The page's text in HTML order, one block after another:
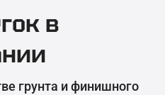
в
грунта и финишного